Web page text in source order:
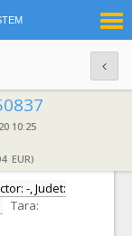
10:25
EUR)
-, Judet:
Tara: